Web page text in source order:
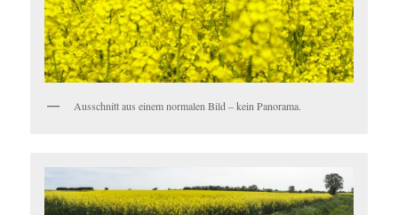
Ausschnitt aus einem normalen Bild – kein Panorama.